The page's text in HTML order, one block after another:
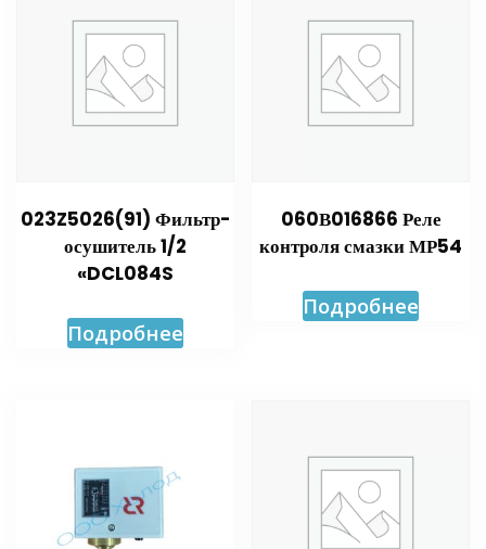
023Z5026(91) Фильтр-
осушитель 1/2
«DCL084S
Подробнее
060В016866 Реле
контроля смазки МР54
Подробнее